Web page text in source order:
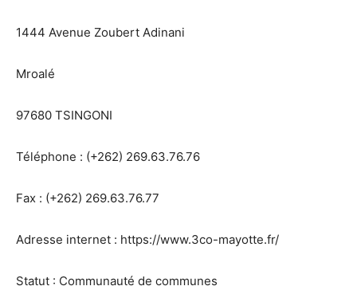
1444 Avenue Zoubert Adinani
Mroalé
97680 TSINGONI
Téléphone : (+262) 269.63.76.76
Fax : (+262) 269.63.76.77
Adresse internet : https://www.3co-mayotte.fr/
Statut : Communauté de communes